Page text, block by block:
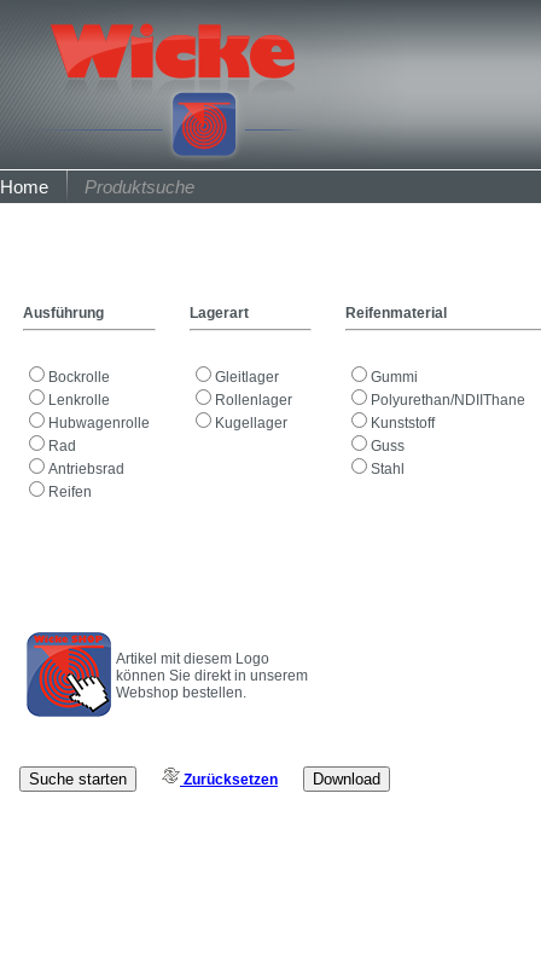
Home Produktsuche
Ausführung Lagerart Reifenmaterial
Bockrolle
Lenkrolle
Hubwagenrolle
Rad
Antriebsrad
Reifen
Gleitlager
Rollenlager
Kugellager
Gummi
Polyurethan/NDIIThane
Kunststoff
Guss
Stahl
Artikel mit diesem Logo
können Sie direkt in unserem
Webshop bestellen.
Zurücksetzen